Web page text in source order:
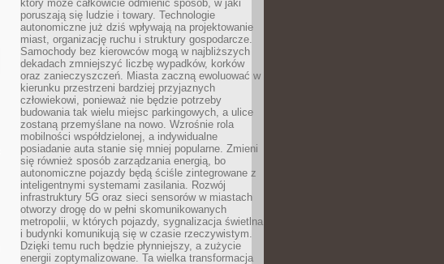
który może całkowicie odmienić sposób, w jaki
poruszają się ludzie i towary. Technologie
autonomiczne już dziś wpływają na projektowanie
miast, organizację ruchu i struktury gospodarcze.
Samochody bez kierowców mogą w najbliższych
dekadach zmniejszyć liczbę wypadków, korków
oraz zanieczyszczeń. Miasta zaczną ewoluować w
kierunku przestrzeni bardziej przyjaznych
człowiekowi, ponieważ nie będzie potrzeby
budowania tak wielu miejsc parkingowych, a ulice
zostaną przemyślane na nowo. Wzrośnie rola
mobilności współdzielonej, a indywidualne
posiadanie auta stanie się mniej popularne. Zmieni
się również sposób zarządzania energią, bo
autonomiczne pojazdy będą ściśle zintegrowane z
inteligentnymi systemami zasilania. Rozwój
infrastruktury 5G oraz sieci sensorów w miastach
otworzy drogę do w pełni skomunikowanych
metropolii, w których pojazdy, sygnalizacja świetlna
i budynki komunikują się w czasie rzeczywistym.
Dzięki temu ruch będzie płynniejszy, a zużycie
energii zoptymalizowane. Ta wielka transformacja